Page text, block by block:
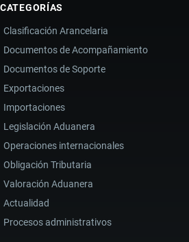
CATEGORÍAS
Clasificación Arancelaria
Documentos de Acompañamiento
Documentos de Soporte
Exportaciones
Importaciones
Legislación Aduanera
Operaciones internacionales
Obligación Tributaria
Valoración Aduanera
Actualidad
Procesos administrativos